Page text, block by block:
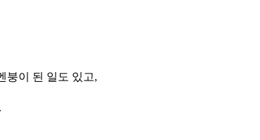
붕이 된 일도 있고,